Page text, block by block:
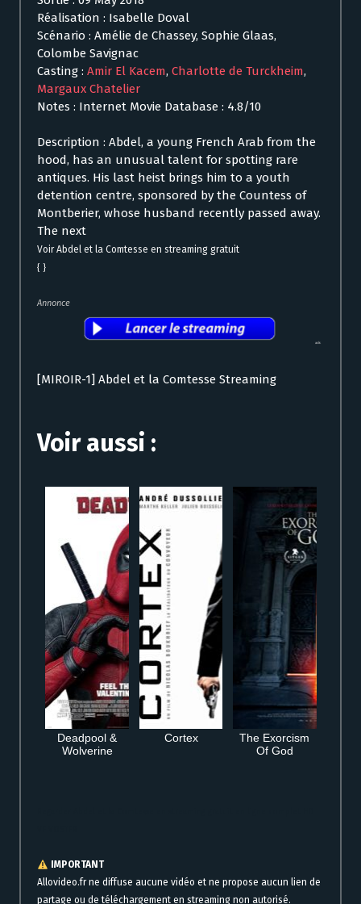
Réalisation : Isabelle Doval
Scénario : Amélie de Chassey, Sophie Glaas,
Colombe Savignac
Casting : Amir El Kacem, Charlotte de Turckheim,
Margaux Chatelier
Notes : Internet Movie Database : 4.8/10
Description : Abdel, a young French Arab from the
hood, has an unusual talent for spotting rare
antiques. His last heist brings him to a youth
detention centre, sponsored by the Countess of
Montberier, whose husband recently passed away.
The next
Voir Abdel et la Comtesse en streaming gratuit
{ }
Annonce
[MIROIR-1] Abdel et la Comtesse Streaming
Voir aussi :
Deadpool &
Wolverine
Cortex
The Exorcism
Of God
IMPORTANT
Allovideo.fr ne diffuse aucune vidéo et ne propose aucun lien de
partage ou de téléchargement en streaming non autorisé.